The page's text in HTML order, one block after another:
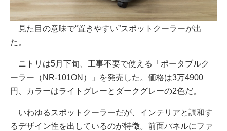
見た目の意味で“置きやすい”スポットクーラーが出
た。
ニトリは5月下旬、工事不要で使える「ポータブルク
ーラー（NR-101ON）」を発売した。価格は3万4900
円、カラーはライトグレーとダークグレーの2色だ。
いわゆるスポットクーラーだが、インテリアと調和す
るデザイン性を出しているのが特徴。前面パネルにファ